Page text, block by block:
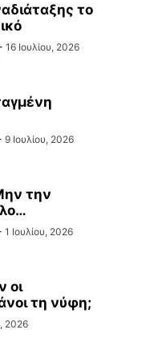
το
16 Ιουλίου, 2026
9 Ιουλίου, 2026
την
1 Ιουλίου, 2026
οι
τη νύφη;
2026